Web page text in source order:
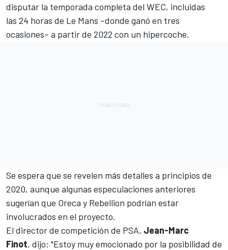
disputar la temporada completa del WEC, incluidas
las 24 horas de Le Mans –donde ganó en tres
ocasiones– a partir de 2022 con un hipercoche.
Se espera que se revelen más detalles a principios de
2020, aunque algunas especulaciones anteriores
sugerían que Oreca y Rebellion podrían estar
involucrados en el proyecto.
El director de competición de PSA, Jean-Marc
Finot, dijo: "Estoy muy emocionado por la posibilidad de